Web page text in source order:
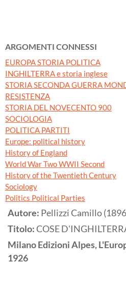
ARGOMENTI CONNESSI
EUROPA STORIA POLITICA
INGHILTERRA e storia inglese
STORIA SECONDA GUERRA
RESISTENZA
STORIA DEL NOVECENTO 900
SOCIOLOGIA
POLITICA PARTITI
Europe: political history
History of England
World War Two WWII Second
History of the Twentieth Century
Sociology
Politics Political Parties
Autore: Pellizzi Camillo
Titolo:COSE
MilanoEdizioni Alpes,
1926